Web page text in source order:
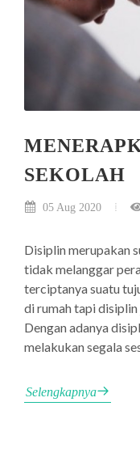
SEKOLAH
05 Aug 2020
Disiplin merupakan
tidak melanggar
terciptanya suatu
di rumah tapi
Dengan adanya
melakukan segala
Selengkapnya